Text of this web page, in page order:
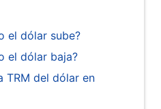
el dólar sube?
el dólar baja?
TRM del dólar en